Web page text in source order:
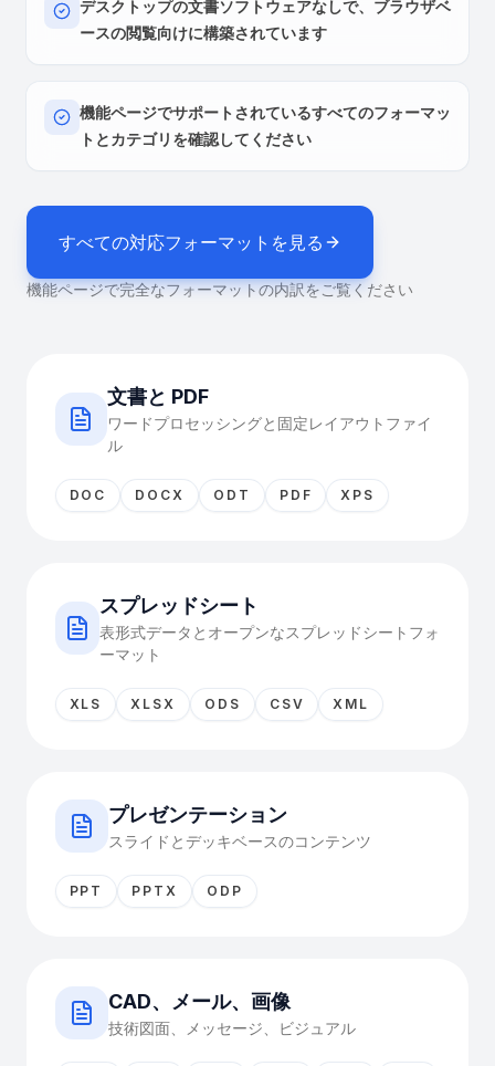
デスクトップの文書ソフトウェアなしで、ブラウザベ
ースの閲覧向けに構築されています
機能ページでサポートされているすべてのフォーマッ
トとカテゴリを確認してください
すべての対応フォーマットを見る
機能ページで完全なフォーマットの内訳をご覧ください
文書と PDF
ワードプロセッシングと固定レイアウトファイ
ル
DOC DOCX ODT PDF XPS
スプレッドシート
表形式データとオープンなスプレッドシートフォ
ーマット
XLS XLSX ODS CSV XML
プレゼンテーション
スライドとデッキベースのコンテンツ
PPT PPTX ODP
CAD、メール、画像
技術図面、メッセージ、ビジュアル